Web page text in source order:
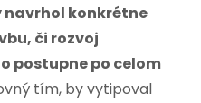
konkrétne
či rozvoj
postupne po celom
tím, by vytipoval